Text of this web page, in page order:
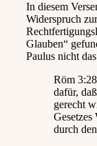
In diesem
Widerspruch
Glauben“
Paulus nicht
Röm
dafür,
gerecht
Gesetzes
durch